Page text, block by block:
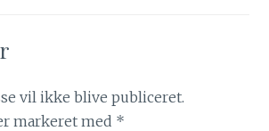
vil ikke blive publiceret.
markeret med *